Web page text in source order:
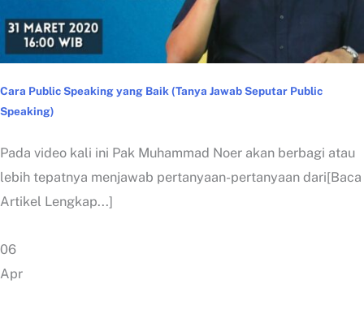
Cara Public Speaking yang Baik (Tanya Jawab Seputar Public
Speaking)
Pada video kali ini Pak Muhammad Noer akan berbagi atau
lebih tepatnya menjawab pertanyaan-pertanyaan dari[Baca
Artikel Lengkap...]
06
Apr